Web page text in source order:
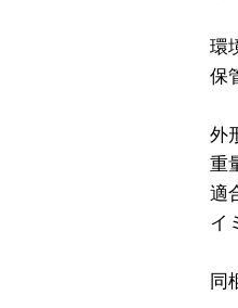
環
保
外
重
適
イ
同